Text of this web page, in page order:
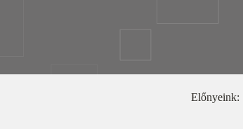
Előnyeink: